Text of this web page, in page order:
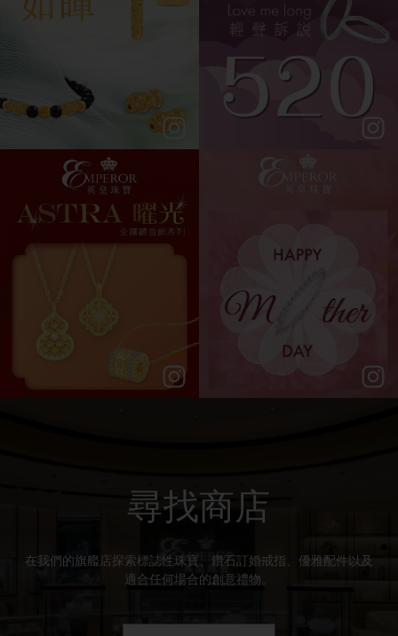
尋找商店
在我們的旗艦店探索標誌性珠寶、鑽石訂婚戒指、優雅配件以及
適合任何場合的創意禮物。